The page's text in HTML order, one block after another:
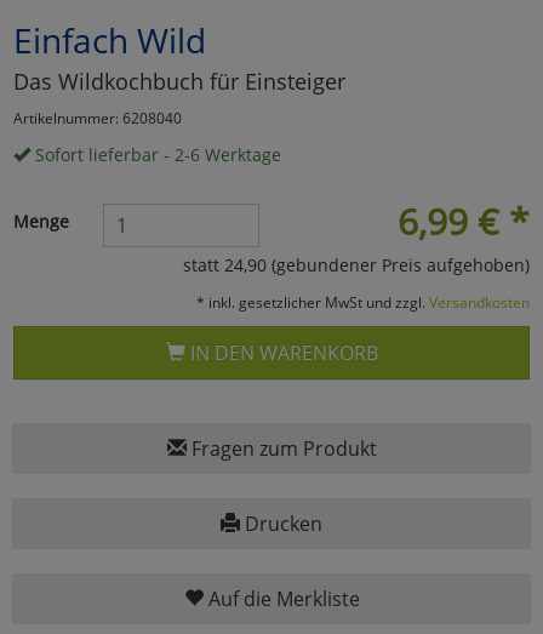
Einfach Wild
Das Wildkochbuch für Einsteiger
Artikelnummer: 6208040
Sofort lieferbar - 2-6 Werktage
6,99 € *
Menge
statt 24,90 (gebundener Preis aufgehoben)
* inkl. gesetzlicher MwSt und zzgl. Versandkosten
IN DEN WARENKORB
Fragen zum Produkt
Drucken
Auf die Merkliste
Marketing
Umfragetools
Cookies
Alle Akzeptieren
Cookies
Einstellungen speichern
zurückzu Haupptseite